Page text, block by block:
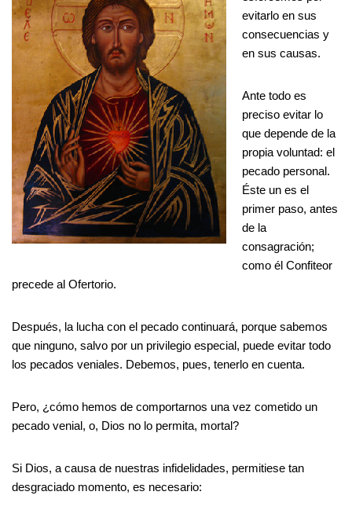
evitarlo en sus
consecuencias y
en sus causas.
Ante todo es
preciso evitar lo
que depende de la
propia voluntad: el
pecado personal.
Éste un es el
primer paso, antes
de la
consagración;
como él Confiteor
precede al Ofertorio.
Después, la lucha con el pecado continuará, porque sabemos
que ninguno, salvo por un privilegio especial, puede evitar todo
los pecados veniales. Debemos, pues, tenerlo en cuenta.
Pero, ¿cómo hemos de comportarnos una vez cometido un
pecado venial, o, Dios no lo permita, mortal?
Si Dios, a causa de nuestras infidelidades, permitiese tan
desgraciado momento, es necesario: